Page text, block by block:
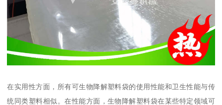
在实用性方面，所有可生物降解塑料袋的使用性能和卫生性能与传
统同类塑料相似。在性能方面，生物降解塑料袋在某些特定领域可